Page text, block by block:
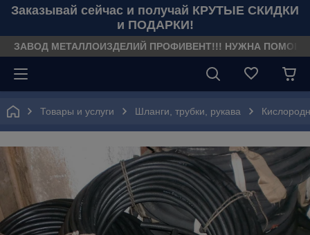
Заказывай сейчас и получай КРУТЫЕ СКИДКИ
и ПОДАРКИ!
ЗАВОД МЕТАЛЛОИЗДЕЛИЙ ПРОФИВЕНТ!!! НУЖНА
Товары и услуги Шланги, трубки, рукава